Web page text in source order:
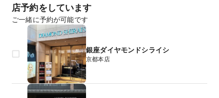
店予約をしています
ご一緒に予約が可能です
銀座ダイヤモンドシライシ
京都本店